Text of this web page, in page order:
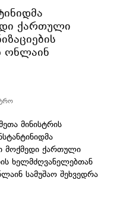
ქართული
ონლაინ
მინისტრის
მოქმედი ქართული
ხელმძღვანელებთან
სამუშაო შეხვედრა